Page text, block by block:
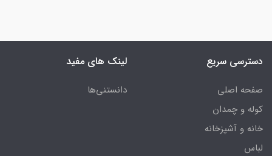
دسترسی سریع
صفحه اصلی
کوله و چمدان
خانه و آشپزخانه
لباس
لینک های مفید
دانستنی‌ها